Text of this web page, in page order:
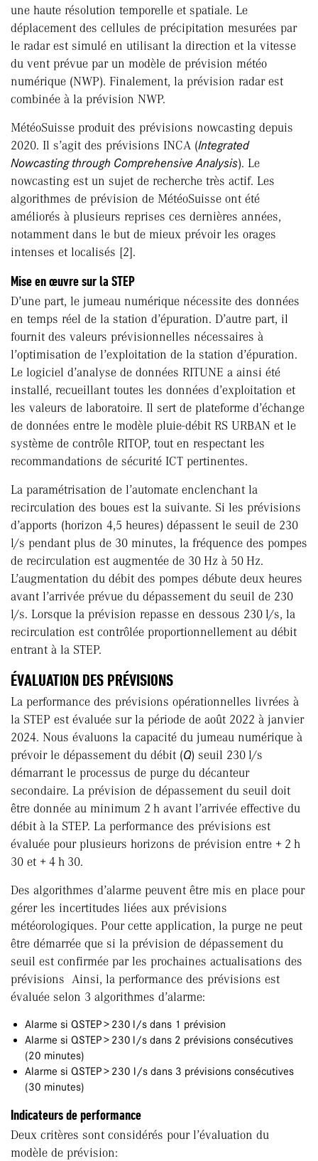
une haute résolution temporelle et spatiale. Le
déplacement des cellules de précipitation mesurées par
le radar est simulé en utilisant la direction et la vitesse
du vent prévue par un modèle de prévision météo
numérique (NWP). Finalement, la prévision radar est
combinée à la prévision NWP.
MétéoSuisse produit des prévisions nowcasting depuis
2020. Il s’agit des prévisions INCA (Integrated
Nowcasting through Comprehensive Analysis). Le
nowcasting est un sujet de recherche très actif. Les
algorithmes de prévision de MétéoSuisse ont été
améliorés à plusieurs reprises ces dernières années,
notamment dans le but de mieux prévoir les orages
intenses et localisés [2].
Mise en œuvre sur la STEP
D’une part, le jumeau numérique nécessite des données
en temps réel de la station d’épuration. D’autre part, il
fournit des valeurs prévisionnelles nécessaires à
l’optimisation de l’exploitation de la station d’épuration.
Le logiciel d’analyse de données RITUNE a ainsi été
installé, recueillant toutes les données d’exploitation et
les valeurs de laboratoire. Il sert de plateforme d’échange
de données entre le modèle pluie-débit RS URBAN et le
système de contrôle RITOP, tout en respectant les
recommandations de sécurité ICT pertinentes.
La paramétrisation de l’automate enclenchant la
recirculation des boues est la suivante. Si les prévisions
d’apports (horizon 4,5 heures) dépassent le seuil de 230
l/s pendant plus de 30 minutes, la fréquence des pompes
de recirculation est augmentée de 30 Hz à 50 Hz.
L’augmentation du débit des pompes débute deux heures
avant l’arrivée prévue du dépassement du seuil de 230
l/s. Lorsque la prévision repasse en dessous 230 l/s, la
recirculation est contrôlée proportionnellement au débit
entrant à la STEP.
ÉVALUATION DES PRÉVISIONS
La performance des prévisions opérationnelles livrées à
la STEP est évaluée sur la période de août 2022 à janvier
2024. Nous évaluons la capacité du jumeau numérique à
prévoir le dépassement du débit (Q) seuil 230 l/s
démarrant le processus de purge du décanteur
secondaire. La prévision de dépassement du seuil doit
être donnée au minimum 2 h avant l’arrivée effective du
débit à la STEP. La performance des prévisions est
évaluée pour plusieurs horizons de prévision entre + 2 h
30 et + 4 h 30.
Des algorithmes d’alarme peuvent être mis en place pour
gérer les incertitudes liées aux prévisions
météorologiques. Pour cette application, la purge ne peut
être démarrée que si la prévision de dépassement du
seuil est confirmée par les prochaines actualisations des
prévisions Ainsi, la performance des prévisions est
évaluée selon 3 algorithmes d’alarme:
Alarme si QSTEP > 230 l/s dans 1 prévision
Alarme si QSTEP > 230 l/s dans 2 prévisions consécutives
(20 minutes)
Alarme si QSTEP > 230 l/s dans 3 prévisions consécutives
(30 minutes)
Indicateurs de performance
Deux critères sont considérés pour l’évaluation du
modèle de prévision: